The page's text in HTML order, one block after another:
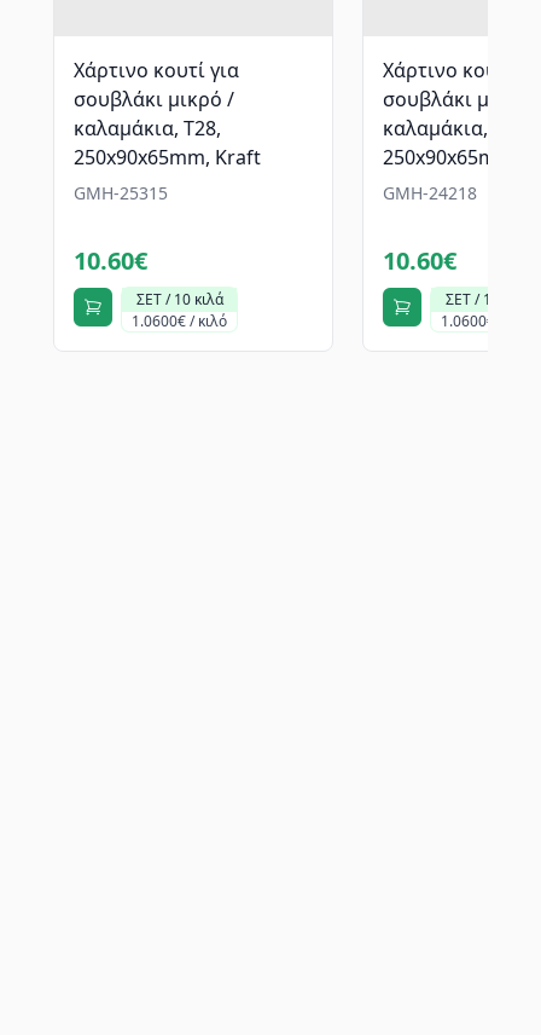
Χάρτινο κουτί για
σουβλάκι μικρό /
καλαμάκια, T28,
250x90x65mm, Kraft
GMH-25315
10.60€
ΣΕΤ / 10 κιλά
1.0600€ / κιλό
Χάρτινο κουτί
σουβλάκι μικρό
καλαμάκια, T28,
250x90x65mm,
GMH-24218
10.60€
ΣΕΤ / 10 κιλά
1.0600€ / κιλό